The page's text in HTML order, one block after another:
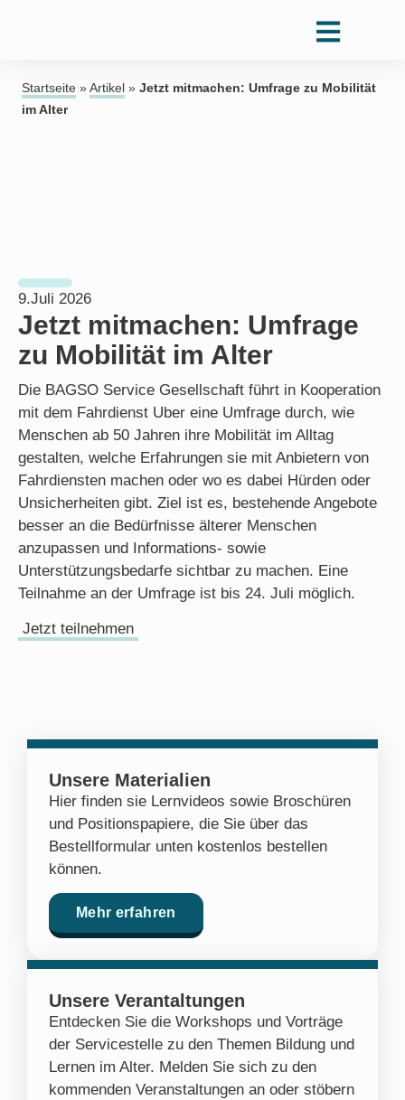
Startseite » Artikel » Jetzt mitmachen: Umfrage zu Mobilität
im Alter
9.Juli 2026
Jetzt mitmachen: Umfrage
zu Mobilität im Alter
Die BAGSO Service Gesellschaft führt in Kooperation
mit dem Fahrdienst Uber eine Umfrage durch, wie
Menschen ab 50 Jahren ihre Mobilität im Alltag
gestalten, welche Erfahrungen sie mit Anbietern von
Fahrdiensten machen oder wo es dabei Hürden oder
Unsicherheiten gibt. Ziel ist es, bestehende Angebote
besser an die Bedürfnisse älterer Menschen
anzupassen und Informations- sowie
Unterstützungsbedarfe sichtbar zu machen. Eine
Teilnahme an der Umfrage ist bis 24. Juli möglich.
Jetzt teilnehmen
Unsere Materialien
Hier finden sie Lernvideos sowie Broschüren
und Positionspapiere, die Sie über das
Bestellformular unten kostenlos bestellen
können.
Mehr erfahren
Unsere Verantaltungen
Entdecken Sie die Workshops und Vorträge
der Servicestelle zu den Themen Bildung und
Lernen im Alter. Melden Sie sich zu den
kommenden Veranstaltungen an oder stöbern